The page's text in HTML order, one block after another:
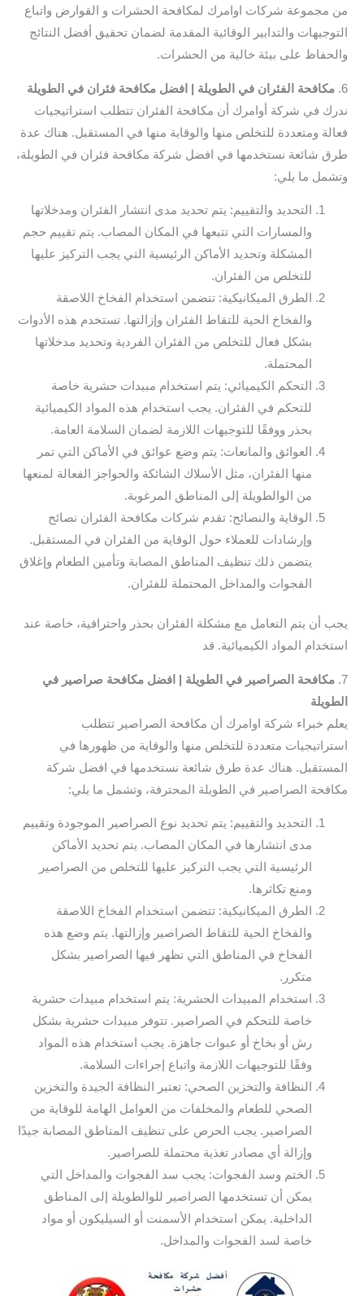
من مجموعة شركات اوامرك لمكافحة الحشرات و القوارض واتباع
التوجيهات والتدابير الوقائية المقدمة لضمان تحقيق أفضل النتائج
والحفاظ على بيئة خالية من الحشرات.
6. مكافحة الفئران في الطويلة | افضل مكافحة فئران في الطويلة
ندرك في شركة أوامرك أن مكافحة الفئران تتطلب استراتيجيات
فعالة ومتعددة للتخلص منها والوقاية منها في المستقبل. هناك عدة
طرق شائعة نستخدمها في افضل شركة مكافحة فئران في الطويلة،
وتشمل ما يلي:
التحديد والتقييم: يتم تحديد مدى انتشار الفئران ومدخلاتها
والمسارات التي تتبعها في المكان المصاب. يتم تقييم حجم
المشكلة وتحديد الأماكن الرئيسية التي يجب التركيز عليها
للتخلص من الفئران.
الطرق الميكانيكية: تتضمن استخدام الفخاخ اللاصقة
والفخاخ الحية للتقاط الفئران وإزالتها. تستخدم هذه الأدوات
بشكل فعال للتخلص من الفئران الفردية وتحديد مدخلاتها
المحتملة.
التحكم الكيميائي: يتم استخدام مبيدات حشرية خاصة
للتحكم في الفئران. يجب استخدام هذه المواد الكيميائية
بحذر ووفقًا للتوجيهات اللازمة لضمان السلامة العامة.
العوائق والمانعات: يتم وضع عوائق في الأماكن التي تمر
منها الفئران، مثل الأسلاك الشائكة والحواجز الفعالة لمنعها
من الوالطويلة إلى المناطق المرغوبة.
الوقاية والنصائح: تقدم شركات مكافحة الفئران نصائح
وإرشادات للعملاء حول الوقاية من الفئران في المستقبل.
يتضمن ذلك تنظيف المناطق المصابة وتأمين الطعام وإغلاق
الفجوات والمداخل المحتملة للفئران.
يجب أن يتم التعامل مع مشكلة الفئران بحذر واحترافية، خاصة عند
استخدام المواد الكيميائية. قد
7. مكافحة الصراصير في الطويلة | افضل مكافحة صراصير في
الطويلة
يعلم خبراء شركة اوامرك أن مكافحة الصراصير تتطلب
استراتيجيات متعددة للتخلص منها والوقاية من ظهورها في
المستقبل. هناك عدة طرق شائعة نستخدمها في افضل شركة
مكافحة الصراصير في الطويلة المحترفة، وتشمل ما يلي:
التحديد والتقييم: يتم تحديد نوع الصراصير الموجودة وتقييم
مدى انتشارها في المكان المصاب. يتم تحديد الأماكن
الرئيسية التي يجب التركيز عليها للتخلص من الصراصير
ومنع تكاثرها.
الطرق الميكانيكية: تتضمن استخدام الفخاخ اللاصقة
والفخاخ الحية للتقاط الصراصير وإزالتها. يتم وضع هذه
الفخاخ في المناطق التي تظهر فيها الصراصير بشكل
متكرر.
استخدام المبيدات الحشرية: يتم استخدام مبيدات حشرية
خاصة للتحكم في الصراصير. تتوفر مبيدات حشرية بشكل
رش أو بخاخ أو عبوات جاهزة. يجب استخدام هذه المواد
وفقًا للتوجيهات اللازمة واتباع إجراءات السلامة.
النظافة والتخزين الصحي: تعتبر النظافة الجيدة والتخزين
الصحي للطعام والمخلفات من العوامل الهامة للوقاية من
الصراصير. يجب الحرص على تنظيف المناطق المصابة جيدًا
وإزالة أي مصادر تغذية محتملة للصراصير.
الختم وسد الفجوات: يجب سد الفجوات والمداخل التي
يمكن أن تستخدمها الصراصير للوالطويلة إلى المناطق
الداخلية. يمكن استخدام الأسمنت أو السيليكون أو مواد
خاصة لسد الفجوات والمداخل.